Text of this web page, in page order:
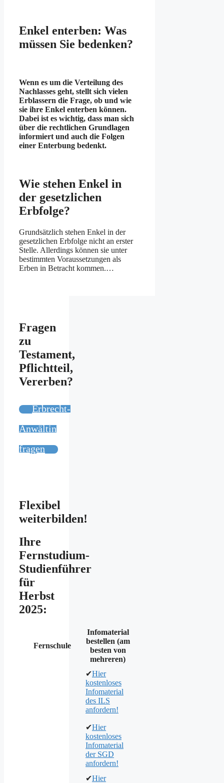
Enkel enterben: Was
müssen Sie bedenken?
Wenn es um die Verteilung des
Nachlasses geht, stellt sich vielen
Erblassern die Frage, ob und wie
sie ihre Enkel enterben können.
Dabei ist es wichtig, dass man sich
über die rechtlichen Grundlagen
informiert und auch die Folgen
einer Enterbung bedenkt.
Wie stehen Enkel in
der gesetzlichen
Erbfolge?
Grundsätzlich stehen Enkel in der
gesetzlichen Erbfolge nicht an erster
Stelle. Allerdings können sie unter
bestimmten Voraussetzungen als
Erben in Betracht kommen.…
Fragen
zu
Testament,
Pflichtteil,
Vererben?
Erbrecht-
Anwältin
fragen
Flexibel
weiterbilden!
Ihre
Fernstudium-
Studienführer
für
Herbst
2025:
Fernschule
Infomaterial
bestellen (am
besten von
mehreren)
✔Hier
kostenloses
Infomaterial
des ILS
anfordern!
✔Hier
kostenloses
Infomaterial
der SGD
anfordern!
✔Hier